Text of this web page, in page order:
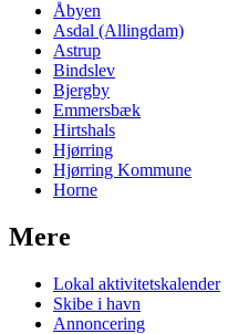
Åbyen
Asdal (Allingdam)
Astrup
Bindslev
Bjergby
Emmersbæk
Hirtshals
Hjørring
Hjørring Kommune
Horne
Mere
Lokal aktivitetskalender
Skibe i havn
Annoncering